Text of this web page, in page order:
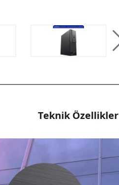
Teknik Özellikler